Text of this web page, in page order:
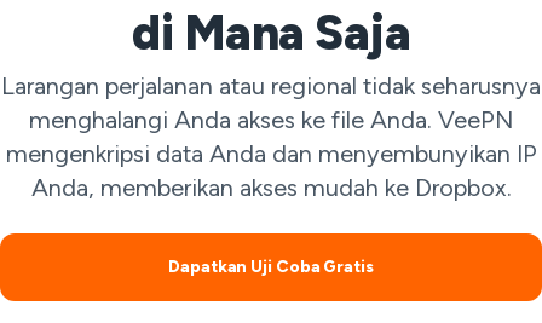
di Mana Saja
Larangan perjalanan atau regional tidak seharusnya
menghalangi Anda akses ke file Anda. VeePN
mengenkripsi data Anda dan menyembunyikan IP
Anda, memberikan akses mudah ke Dropbox.
Dapatkan Uji Coba Gratis